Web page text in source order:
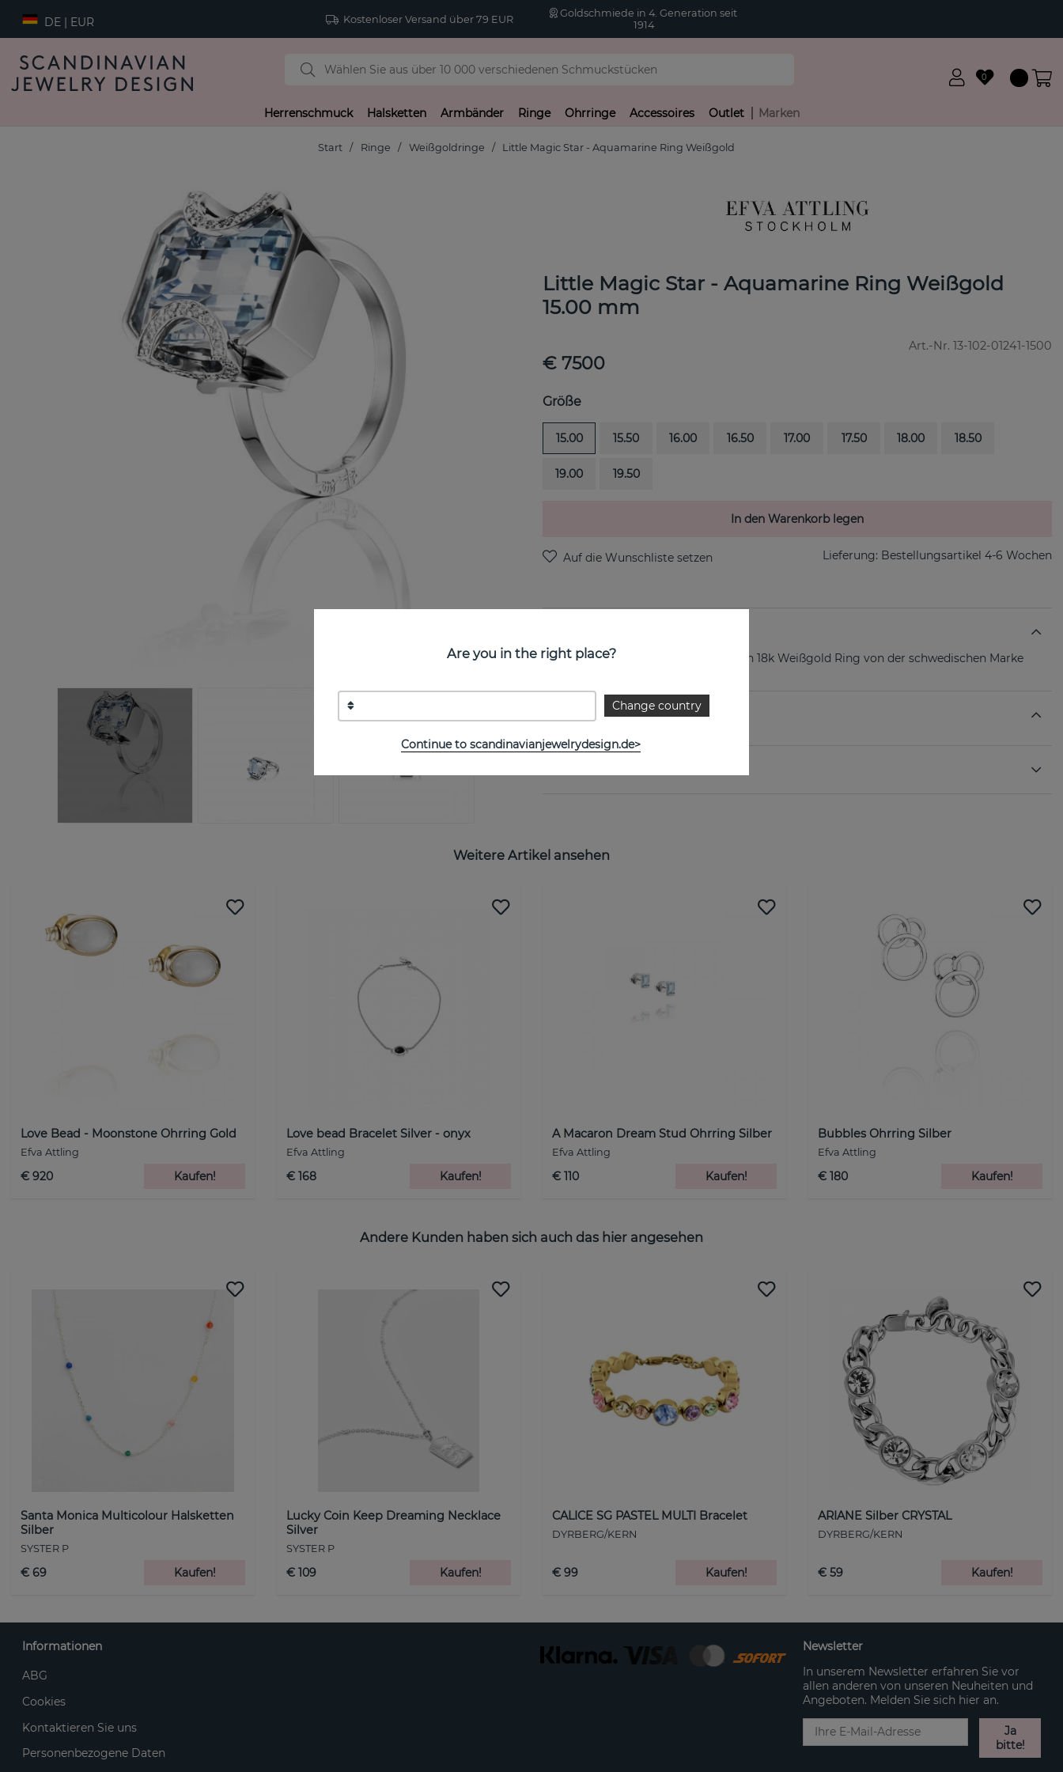
DE | EUR Kostenloser Versand über 79 EUR
Goldschmiede in 4. Generation seit
1914
0
Herrenschmuck Halsketten Armbänder Ringe Ohrringe Accessoires Outlet Marken
Start Ringe Weißgoldringe Little Magic Star - Aquamarine Ring Weißgold
Little Magic Star - Aquamarine Ring Weißgold
15.00 mm
Art.-Nr. 13-102-01241-1500
€ 7500
Größe
15.00 15.50 16.00 16.50 17.00 17.50 18.00 18.50
19.00 19.50
In den Warenkorb legen
Lieferung: Bestellungsartikel 4-6 Wochen
Little Magic Star-Aquamarine ist ein 18k Weißgold Ring von der schwedischen Marke
EIGENSCHAFTEN
Weitere Artikel ansehen
Love Bead - Moonstone Ohrring Gold
Efva Attling
€ 920 Kaufen!
Love bead Bracelet Silver - onyx
Efva Attling
€ 168 Kaufen!
A Macaron Dream Stud Ohrring Silber
Efva Attling
€ 110 Kaufen!
Bubbles Ohrring Silber
Efva Attling
€ 180 Kaufen!
Andere Kunden haben sich auch das hier angesehen
Santa Monica Multicolour Halsketten
Silber
SYSTER P
€ 69 Kaufen!
Lucky Coin Keep Dreaming Necklace
Silver
SYSTER P
€ 109 Kaufen!
CALICE SG PASTEL MULTI Bracelet
DYRBERG/KERN
€ 99 Kaufen!
ARIANE Silber CRYSTAL
DYRBERG/KERN
€ 59 Kaufen!
Are you in the right place?
Change country
Continue to scandinavianjewelrydesign.de>
Informationen
ABG
Cookies
Kontaktieren Sie uns
Personenbezogene Daten
Newsletter
In unserem Newsletter erfahren Sie vor
allen anderen von unseren Neuheiten und
Angeboten. Melden Sie sich hier an.
Ja
bitte!